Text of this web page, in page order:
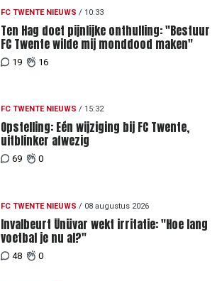
FC TWENTE NIEUWS / 10:33
Ten Hag doet pijnlijke onthulling: "Bestuur
FC Twente wilde mij monddood maken"
19 16
FC TWENTE NIEUWS / 15:32
Opstelling: Eén wijziging bij FC Twente,
uitblinker afwezig
69 0
FC TWENTE NIEUWS / 08 augustus 2026
Invalbeurt Ünüvar wekt irritatie: "Hoe lang
voetbal je nu al?"
48 0